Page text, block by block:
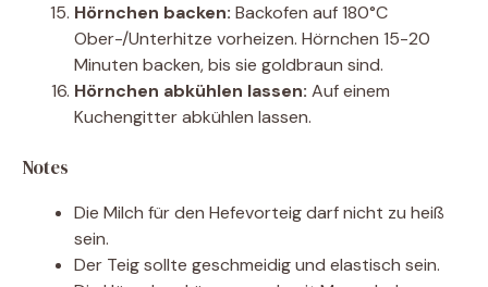
Hörnchen backen: Backofen auf 180°C
Ober-/Unterhitze vorheizen. Hörnchen 15-20
Minuten backen, bis sie goldbraun sind.
Hörnchen abkühlen lassen: Auf einem
Kuchengitter abkühlen lassen.
Notes
Die Milch für den Hefevorteig darf nicht zu heiß
sein.
Der Teig sollte geschmeidig und elastisch sein.